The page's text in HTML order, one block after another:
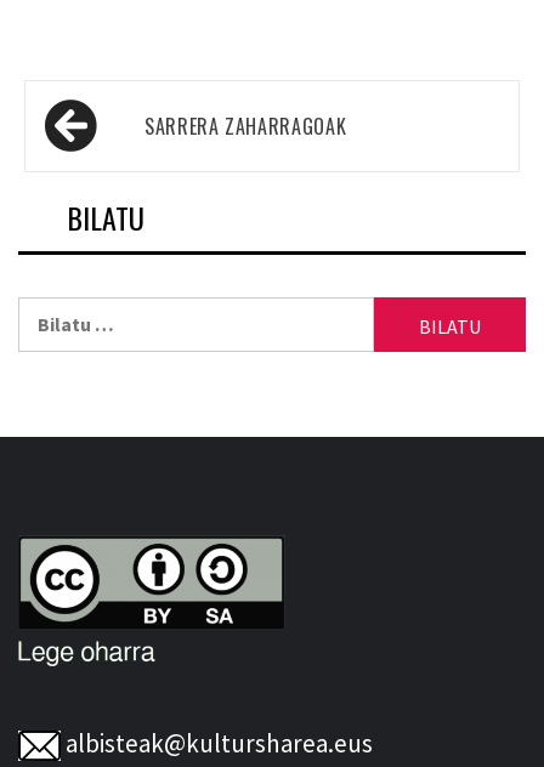
Sarreren
nabigazioaSARRERA ZAHARRAGOAK
BILATU
albisteak@kultursharea.eus